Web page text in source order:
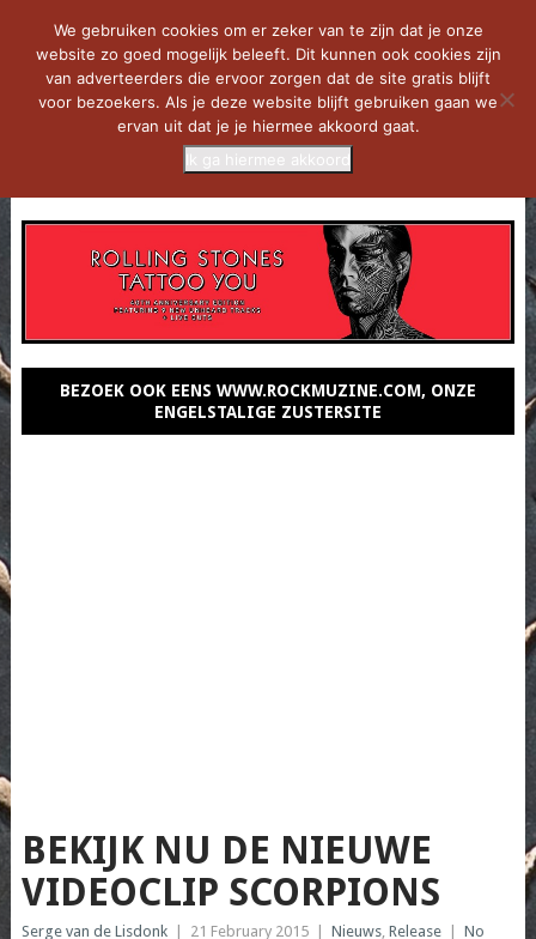
BEZOEK OOK EENS WWW.ROCKMUZINE.COM, ONZE
ENGELSTALIGE ZUSTERSITE
BEKIJK NU DE NIEUWE
VIDEOCLIP SCORPIONS
Serge van de Lisdonk 21 February 2015 Nieuws, Release
No
We gebruiken cookies om er zeker van te zijn dat je onze
website zo goed mogelijk beleeft. Dit kunnen ook cookies zijn
van adverteerders die ervoor zorgen dat de site gratis blijft
voor bezoekers. Als je deze website blijft gebruiken gaan we
ervan uit dat je je hiermee akkoord gaat.
Ik ga hiermee akkoord